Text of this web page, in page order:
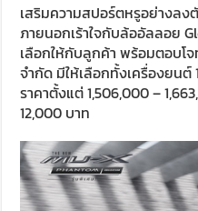
เสริมความสปอร์ตหรูอย่างลง
ภายนอกเร้าใจกับล้ออัลลอย
เลือกให้กับลูกค้า พร้อมตอบโ
จำกัด มีให้เลือกทั้งเครื่องยนต์
ราคาตั้งแต่ 1,506,000 –
12,000 บาท